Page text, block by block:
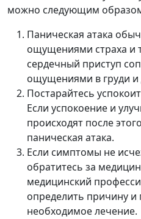
можно следующим
Паническая атака
ощущениями страха и
сердечный приступ
ощущениями в груди и
Постарайтесь
Если успокоение и
происходят после
паническая атака.
Если симптомы не
обратитесь за
медицинский
определить причину и
необходимое лечение.